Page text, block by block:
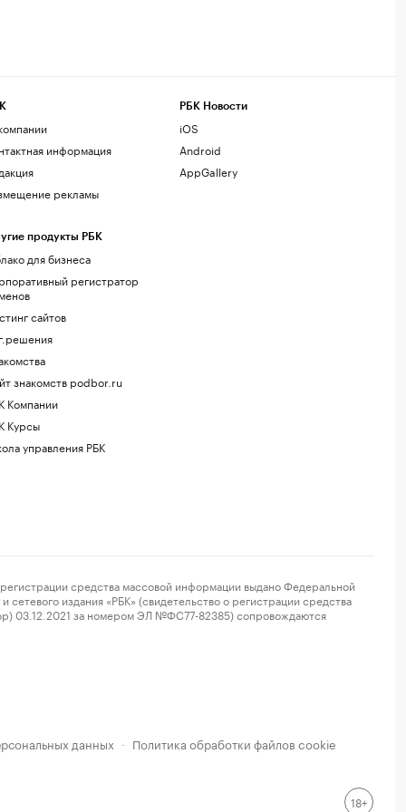
информация
рекламы
продукты РБК
для бизнеса
регистратор
сайтов
знакомств podbor.ru
Компании
Курсы
управления РБК
РБК Новости
iOS
Android
AppGallery
средства массовой информации выдано Федеральной
издания «РБК» (свидетельство о регистрации средства
03.12.2021 за номером ЭЛ №ФС77-82385) сопровождаются
данных · Политика обработки файлов cookie
18+